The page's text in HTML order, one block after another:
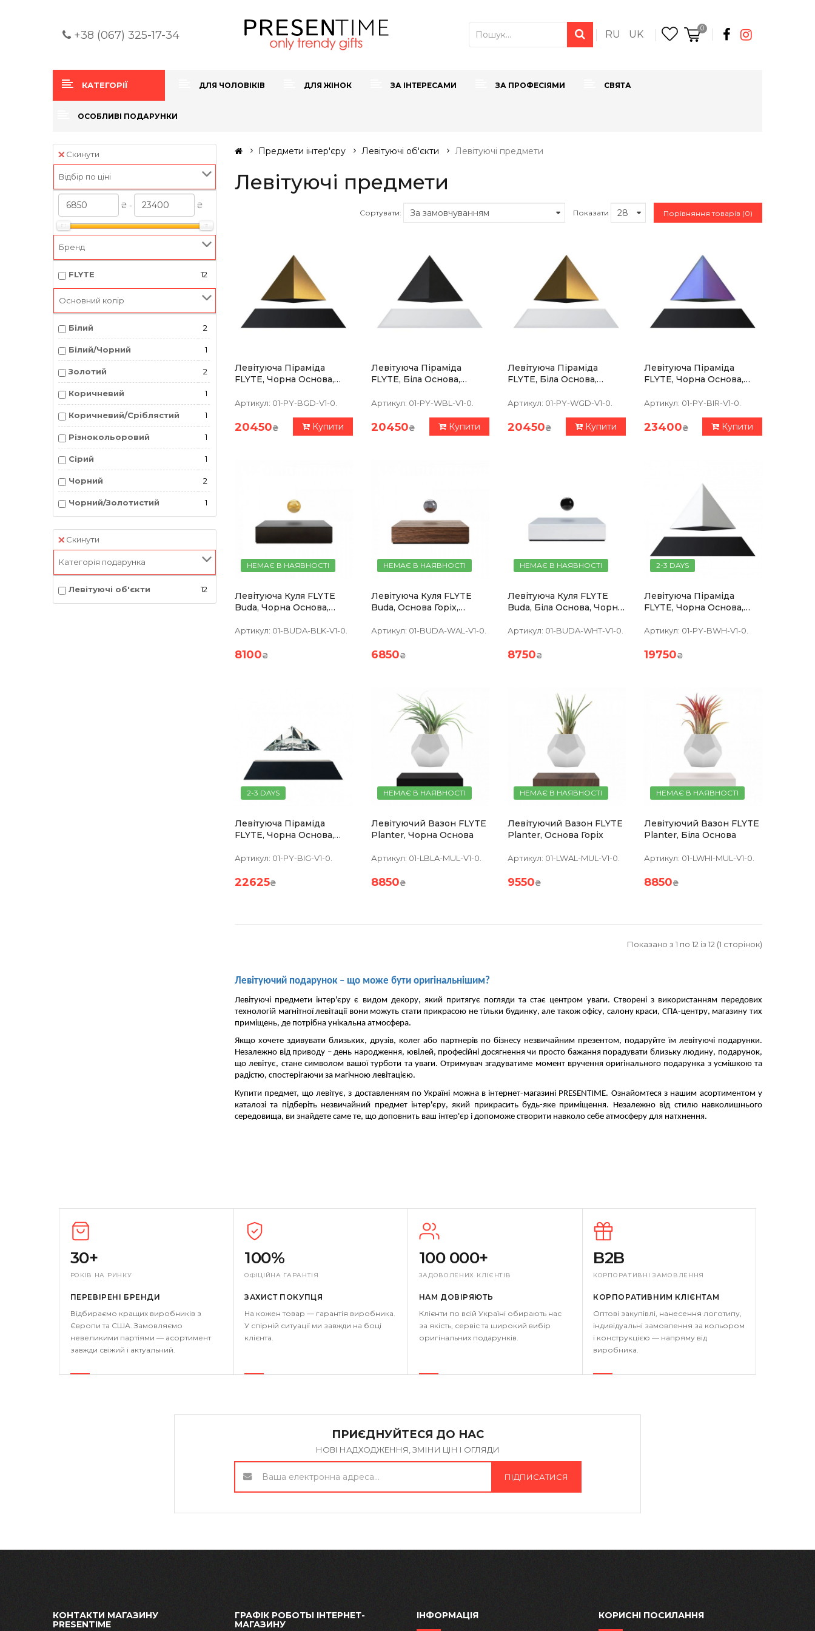
+38 (067) 325-17-34 RU UK
0
КАТЕГОРІЇ ДЛЯ ЧОЛОВІКІВ ДЛЯ ЖІНОК ЗА ІНТЕРЕСАМИ ЗА ПРОФЕСІЯМИ СВЯТА
ОСОБЛИВІ ПОДАРУНКИ
Скинути
Відбір по ціні
₴ - ₴
Бренд
FLYTE 12
Основний колір
Білий 2
Білий/Чорний 1
Золотий 2
Коричневий 1
Коричневий/Сріблястий 1
Різнокольоровий 1
Сірий 1
Чорний 2
Чорний/Золотистий 1
Скинути
Категорія подарунка
Левітуючі об'єкти 12
Предмети інтер'єру Левітуючі об'єкти Левітуючі предмети
Левітуючі предмети
Сортувати: Показати Порівняння товарів (0)
Левітуюча Піраміда
FLYTE, Чорна Основа,
Артикул: 01-PY-BGD-V1-0.
20450₴ Купити
Левітуюча Піраміда
FLYTE, Біла Основа,
Артикул: 01-PY-WBL-V1-0.
20450₴ Купити
Левітуюча Піраміда
FLYTE, Біла Основа,
Артикул: 01-PY-WGD-V1-0.
20450₴ Купити
Левітуюча Піраміда
FLYTE, Чорна Основа,
Піраміда,вбудована
Артикул: 01-PY-BIR-V1-0.
23400₴ Купити
НЕМАЄ В НАЯВНОСТІ
Левітуюча Куля FLYTE
Buda, Чорна Основа,
Артикул: 01-BUDA-BLK-V1-0.
8100₴
НЕМАЄ В НАЯВНОСТІ
Левітуюча Куля FLYTE
Buda, Основа Горіх,
Артикул: 01-BUDA-WAL-V1-0.
6850₴
НЕМАЄ В НАЯВНОСТІ
Левітуюча Куля FLYTE
Buda, Біла Основа, Чорна
Артикул: 01-BUDA-WHT-V1-0.
8750₴
2-3 DAYS
Левітуюча Піраміда
FLYTE, Чорна Основа,
Лампа
Артикул: 01-PY-BWH-V1-0.
19750₴
2-3 DAYS
Левітуюча Піраміда
FLYTE, Чорна Основа,
Піраміда,вбудована
Артикул: 01-PY-BIG-V1-0.
22625₴
НЕМАЄ В НАЯВНОСТІ
Левітуючий Вазон FLYTE
Planter, Чорна Основа
Артикул: 01-LBLA-MUL-V1-0.
8850₴
НЕМАЄ В НАЯВНОСТІ
Левітуючий Вазон FLYTE
Planter, Основа Горіх
Артикул: 01-LWAL-MUL-V1-0.
9550₴
НЕМАЄ В НАЯВНОСТІ
Левітуючий Вазон FLYTE
Planter, Біла Основа
Артикул: 01-LWHI-MUL-V1-0.
8850₴
Показано з 1 по 12 із 12 (1 сторінок)
Левітуючий подарунок – що може бути оригінальнішим?
Левітуючі предмети інтер'єру є видом декору, який притягує погляди та стає центром уваги. Створені з використанням передових
технологій магнітної левітації вони можуть стати прикрасою не тільки будинку, але також офісу, салону краси, СПА-центру, магазину тих
приміщень, де потрібна унікальна атмосфера.
Якщо хочете здивувати близьких, друзів, колег або партнерів по бізнесу незвичайним презентом, подаруйте їм левітуючі подарунки.
Незалежно від приводу – день народження, ювілей, професійні досягнення чи просто бажання порадувати близьку людину, подарунок,
що левітує, стане символом вашої турботи та уваги. Отримувач згадуватиме момент вручення оригінального подарунка з усмішкою та
радістю, спостерігаючи за магічною левітацією.
Купити предмет, що левітує, з доставленням по Україні можна в інтернет-магазині PRESENTIME. Ознайомтеся з нашим асортиментом у
каталозі та підберіть незвичайний предмет інтер'єру, який прикрасить будь-яке приміщення.
Незалежно від стилю навколишнього
середовища, ви знайдете саме те, що доповнить ваш інтер'єр і допоможе створити навколо себе атмосферу для натхнення.
30+
РОКІВ НА РИНКУ
ПЕРЕВІРЕНІ БРЕНДИ
Відбираємо кращих виробників з
Європи та США. Замовляємо
невеликими партіями — асортимент
завжди свіжий і актуальний.
100%
ОФІЦІЙНА ГАРАНТІЯ
ЗАХИСТ ПОКУПЦЯ
На кожен товар — гарантія виробника.
У спірній ситуації ми завжди на боці
клієнта.
100 000+
ЗАДОВОЛЕНИХ КЛІЄНТІВ
НАМ ДОВІРЯЮТЬ
Клієнти по всій Україні обирають нас
за якість, сервіс та широкий вибір
оригінальних подарунків.
B2B
КОРПОРАТИВНІ ЗАМОВЛЕННЯ
КОРПОРАТИВНИМ КЛІЄНТАМ
Оптові закупівлі, нанесення логотипу,
індивідуальні замовлення за кольором
і конструкцією — напряму від
виробника.
ПРИЄДНУЙТЕСЯ ДО НАС
НОВІ НАДХОДЖЕННЯ, ЗМІНИ ЦІН І ОГЛЯДИ
ПІДПИСАТИСЯ
КОНТАКТИ МАГАЗИНУ
PRESENTIME
ГРАФІК РОБОТЫ ІНТЕРНЕТ-
МАГАЗИНУ
ІНФОРМАЦІЯ КОРИСНІ ПОСИЛАННЯ